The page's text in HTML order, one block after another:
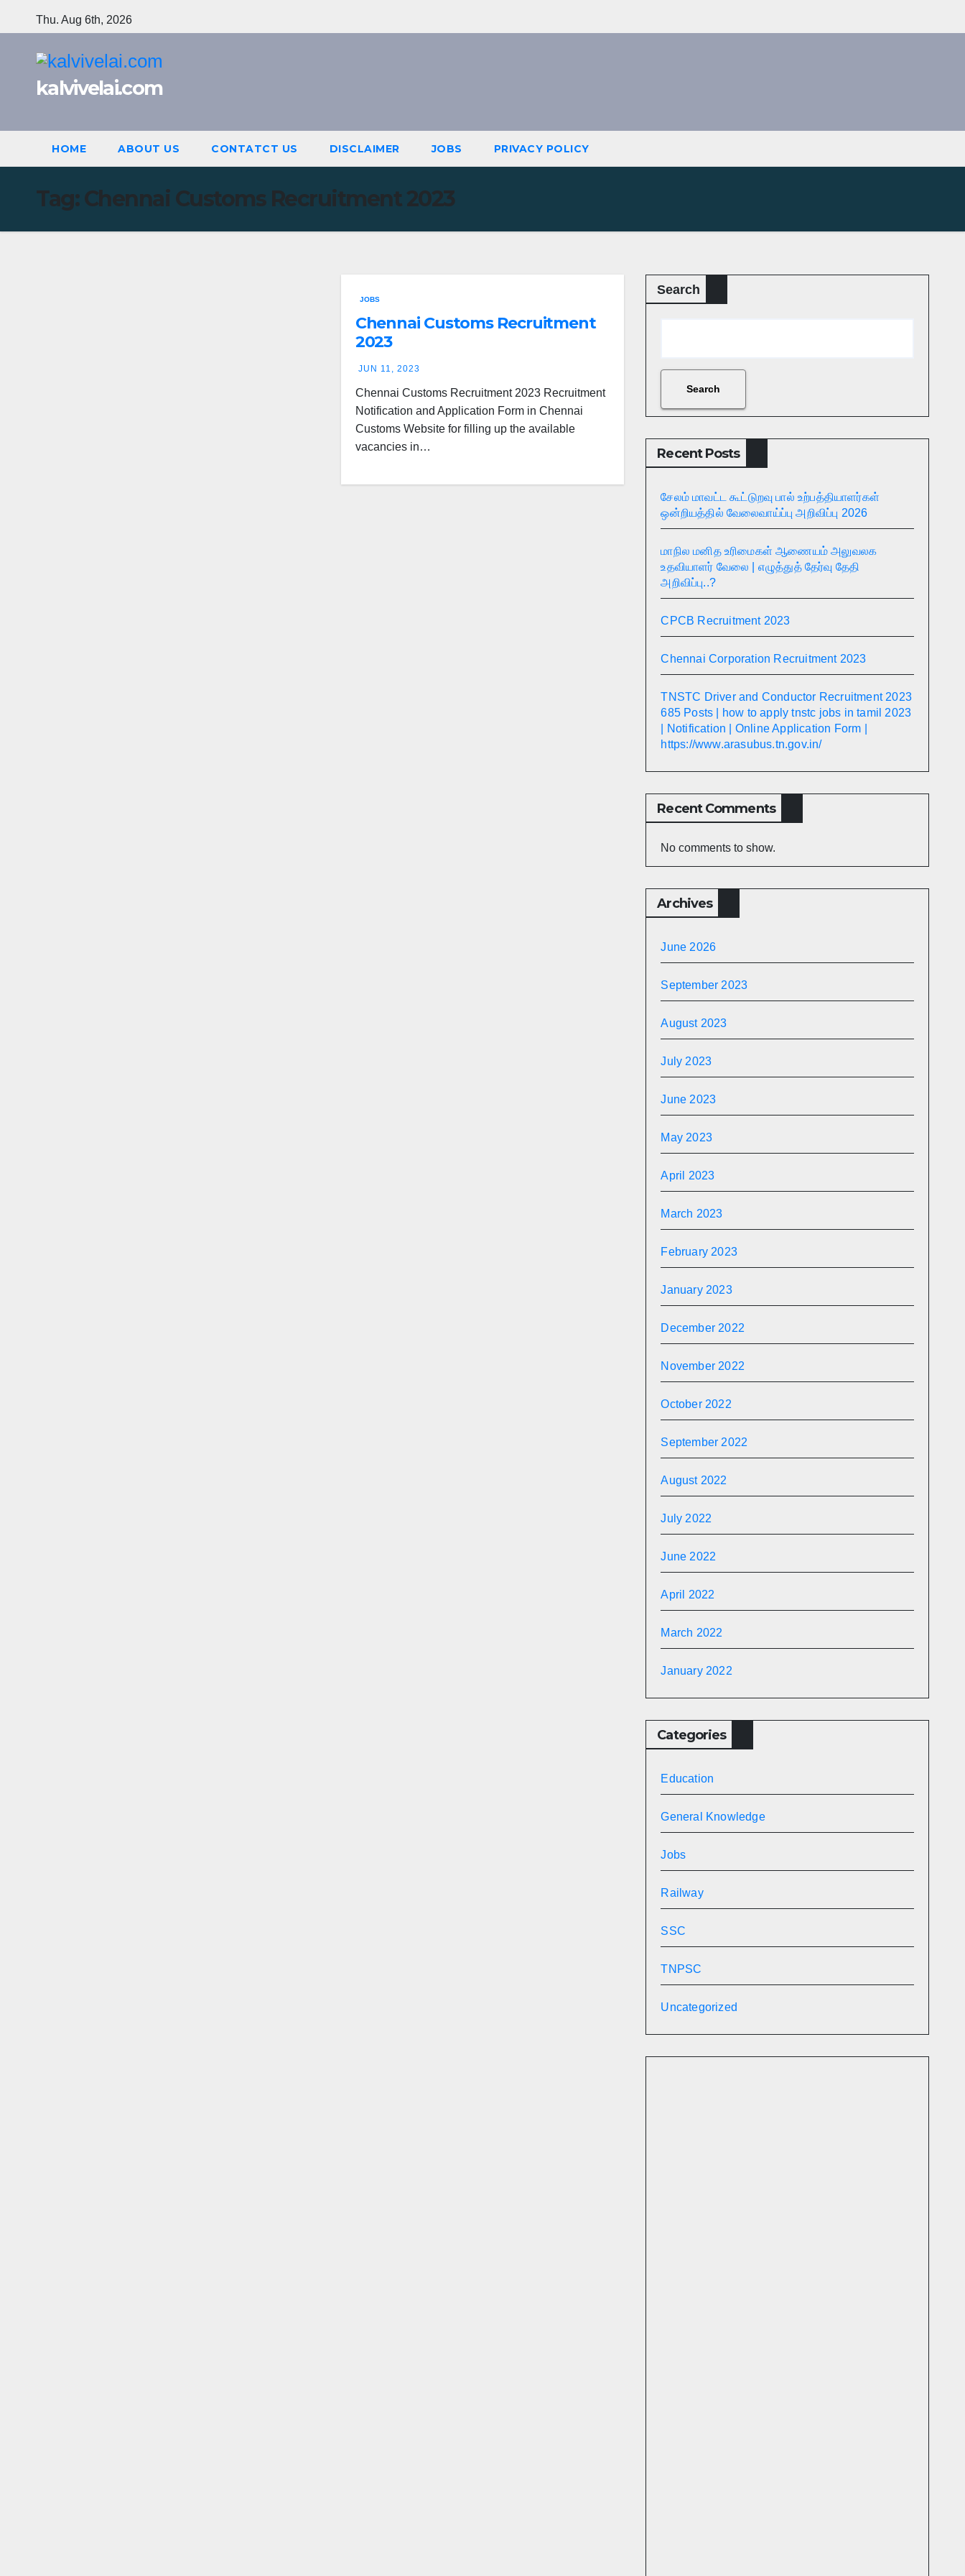
to
Thu. Aug 6th, 2026
kalvivelai.com
HOME ABOUT US CONTATCT US DISCLAIMER JOBS PRIVACY POLICY
Tag:Chennai Customs Recruitment 2023
JOBS
Chennai Customs Recruitment
2023
JUN 11, 2023
Chennai Customs Recruitment 2023 Recruitment
Notification and Application Form in Chennai
Customs Website for filling up the available
vacancies in…
Search
Search
Recent Posts
சேலம் மாவட்ட கூட்டுறவு பால் உற்பத்தியாளர்கள்
ஒன்றியத்தில் வேலைவாய்ப்பு அறிவிப்பு 2026
மாநில மனித உரிமைகள் ஆணையம் அலுவலக
உதவியாளர் வேலை | எழுத்துத் தேர்வு தேதி
அறிவிப்பு..?
CPCB Recruitment 2023
Chennai Corporation Recruitment 2023
TNSTC Driver and Conductor Recruitment 2023
685 Posts | how to apply tnstc jobs in tamil 2023
| Notification | Online Application Form |
https://www.arasubus.tn.gov.in/
Recent Comments
No comments to show.
Archives
June 2026
September 2023
August 2023
July 2023
June 2023
May 2023
April 2023
March 2023
February 2023
January 2023
December 2022
November 2022
October 2022
September 2022
August 2022
July 2022
June 2022
April 2022
March 2022
January 2022
Categories
Education
General Knowledge
Jobs
Railway
SSC
TNPSC
Uncategorized